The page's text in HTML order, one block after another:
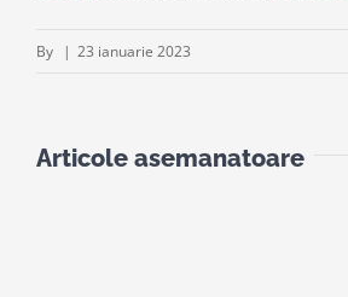
By | 23 ianuarie 2023
Articole asemanatoare